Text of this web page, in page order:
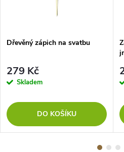
Dřevěný zápich na svatbu
279 Kč
Skladem
DO KOŠÍKU